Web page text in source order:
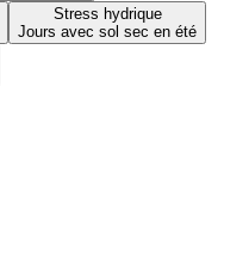
Stress hydrique
Jours avec sol sec en été